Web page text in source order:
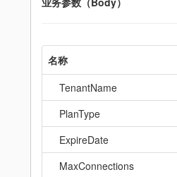
名称
TenantName
PlanType
ExpireDate
MaxConnections